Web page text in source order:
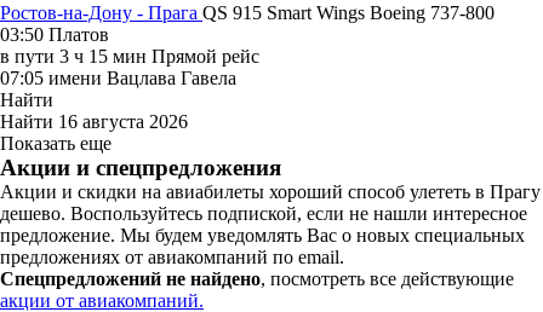
Ростов-на-Дону - Прага QS 915 Smart Wings Boeing 737-800
03:50 Платов
в пути 3 ч 15 мин Прямой рейс
07:05 имени Вацлава Гавела
Найти
Найти 16 августа 2026
Показать еще
Акции и спецпредложения
Акции и скидки на авиабилеты хороший способ улететь в Прагу
дешево. Воспользуйтесь подпиской, если не нашли интересное
предложение. Мы будем уведомлять Вас о новых специальных
предложениях от авиакомпаний по email.
Спецпредложений не найдено, посмотреть все действующие
акции от авиакомпаний.